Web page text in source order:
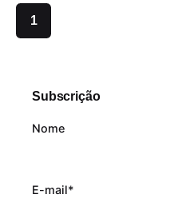
1
Subscrição
Nome
E-mail*